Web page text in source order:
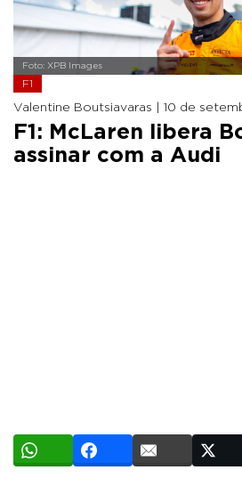
Foto: XPB Images
F1
Valentine Boutsiavaras | 10 de
F1: McLaren libera
assinar com a Audi